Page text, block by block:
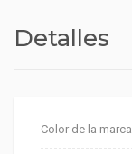
Detalles
Color de la marca